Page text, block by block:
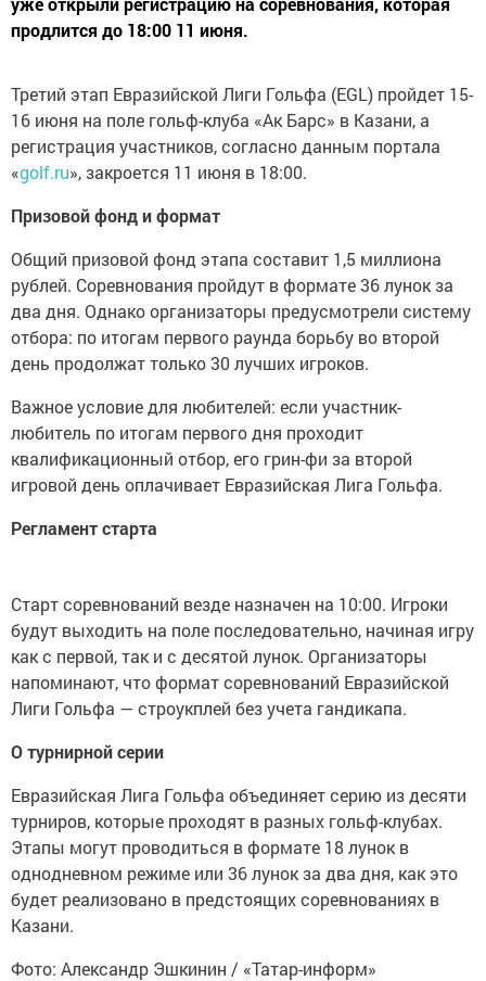
продлится до 18:00 11 июня.
Третий этап Евразийской Лиги Гольфа (EGL) пройдет 15-
16 июня на поле гольф-клуба «Ак Барс» в Казани, а
регистрация участников, согласно данным портала
«golf.ru», закроется 11 июня в 18:00.
Призовой фонд и формат
Общий призовой фонд этапа составит 1,5 миллиона
рублей. Соревнования пройдут в формате 36 лунок за
два дня. Однако организаторы предусмотрели систему
отбора: по итогам первого раунда борьбу во второй
день продолжат только 30 лучших игроков.
Важное условие для любителей: если участник-
любитель по итогам первого дня проходит
квалификационный отбор, его грин-фи за второй
игровой день оплачивает Евразийская Лига Гольфа.
Регламент старта
Старт соревнований везде назначен на 10:00. Игроки
будут выходить на поле последовательно, начиная игру
как с первой, так и с десятой лунок. Организаторы
напоминают, что формат соревнований Евразийской
Лиги Гольфа — строукплей без учета гандикапа.
О турнирной серии
Евразийская Лига Гольфа объединяет серию из десяти
турниров, которые проходят в разных гольф-клубах.
Этапы могут проводиться в формате 18 лунок в
однодневном режиме или 36 лунок за два дня, как это
будет реализовано в предстоящих соревнованиях в
Казани.
Фото: Александр Эшкинин / «Татар-информ»